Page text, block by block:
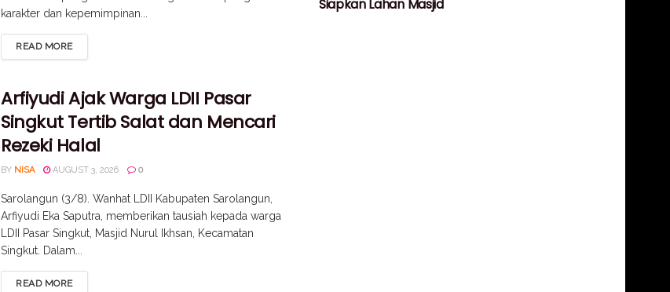
karakter dan kepemimpinan...
READ MORE
Arfiyudi Ajak Warga LDII Pasar
Singkut Tertib Salat dan Mencari
Rezeki Halal
BY NISA AUGUST 3, 2026 0
Sarolangun (3/8). Wanhat LDII Kabupaten Sarolangun,
Arfiyudi Eka Saputra, memberikan tausiah kepada warga
LDII Pasar Singkut, Masjid Nurul Ikhsan, Kecamatan
Singkut. Dalam...
READ MORE
Siapkan Lahan Masjid